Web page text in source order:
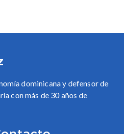
dominicana y defensor de
con más de 30 años de